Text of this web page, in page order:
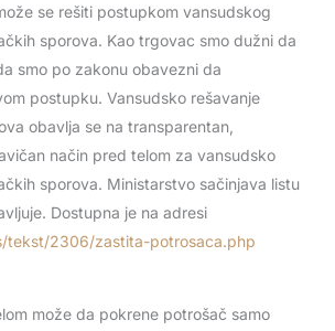
se rešiti postupkom vansudskog
sporova. Kao trgovac smo dužni da
smo po zakonu obavezni da
postupku. Vansudsko rešavanje
obavlja se na transparentan,
način pred telom za vansudsko
sporova. Ministarstvo sačinjava listu
Dostupna je na adresi
tekst/2306/zastita-potrosaca.php
može da pokrene potrošač samo